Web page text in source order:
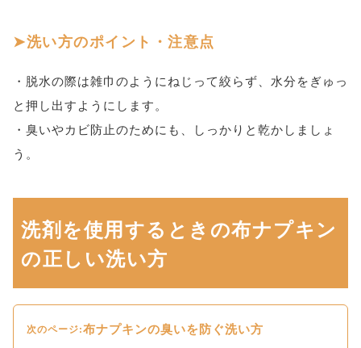
洗い方のポイント・注意点
・脱水の際は雑巾のようにねじって絞らず、水分をぎゅっ
と押し出すようにします。
・臭いやカビ防止のためにも、しっかりと乾かしましょ
う。
洗剤を使用するときの布ナプキン
の正しい洗い方
次のページ:布ナプキンの臭いを防ぐ洗い方